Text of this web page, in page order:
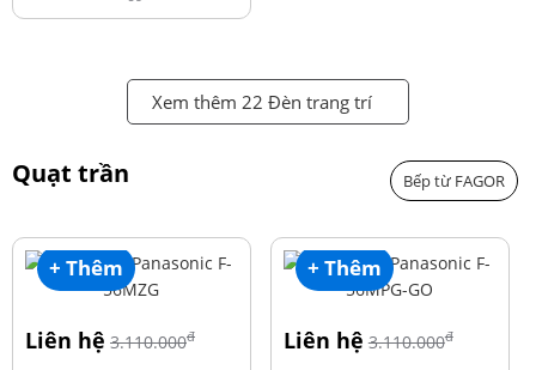
Xem thêm 22 Đèn trang trí
Quạt trần Bếp từ FAGOR
+ Thêm
Liên hệ 3.110.000đ
+ Thêm
Liên hệ 3.110.000đ